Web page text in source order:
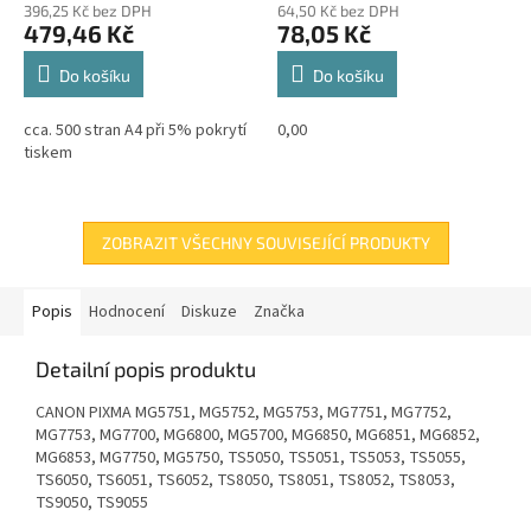
396,25 Kč bez DPH
479,46 Kč
Do košíku
cca. 500 stran A4 při 5% pokrytí
tiskem
64,50 Kč bez DPH
78,05 Kč
Do košíku
0,00
ZOBRAZIT VŠECHNY SOUVISEJÍCÍ PRODUKTY
Popis Hodnocení Diskuze Značka
Detailní popis produktu
CANON PIXMA MG5751, MG5752, MG5753, MG7751, MG7752,
MG7753, MG7700, MG6800, MG5700, MG6850, MG6851, MG6852,
MG6853, MG7750, MG5750, TS5050, TS5051, TS5053, TS5055,
TS6050, TS6051, TS6052, TS8050, TS8051, TS8052, TS8053,
TS9050, TS9055